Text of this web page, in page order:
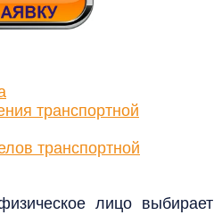
транспортной
транспортной
лицо выбирает